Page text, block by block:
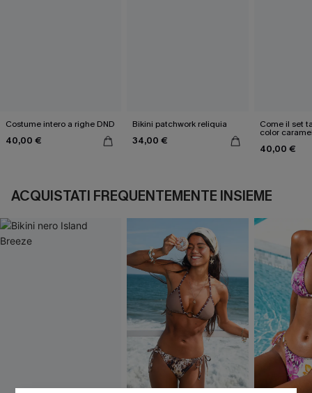
Costume intero a righe DND
40,00 €
Bikini patchwork reliquia
34,00 €
Come il set
color
40,00 €
ACQUISTATI FREQUENTEMENTE INSIEME